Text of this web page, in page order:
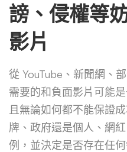
謗、侵權等
影片
從 YouTube、新聞網、
需要的和負面影片可能
且無論如何都不能保證
牌、政府還是個人、網
例，並決定是否存在任